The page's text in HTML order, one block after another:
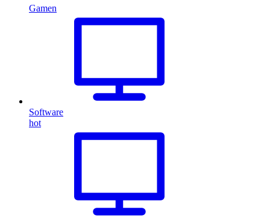
Gamen
Software
hot